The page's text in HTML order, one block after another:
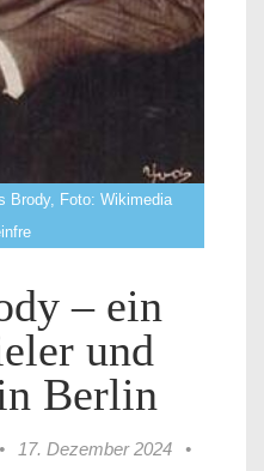
Brody, Foto: Wikimedia
– ein
und
Berlin
• 17. Dezember 2024
•